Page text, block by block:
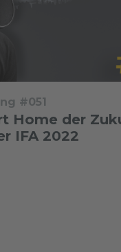
#051
Home der
IFA 2022